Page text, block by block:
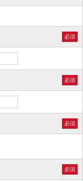
必須
必須
必須
必須